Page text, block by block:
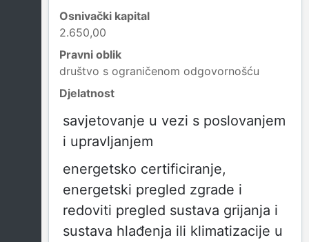
Osnivački kapital
2.650,00
Pravni oblik
društvo s ograničenom odgovornošću
Djelatnost
savjetovanje u vezi s poslovanjem
i upravljanjem
energetsko certificiranje,
energetski pregled zgrade i
redoviti pregled sustava grijanja i
sustava hlađenja ili klimatizacije u